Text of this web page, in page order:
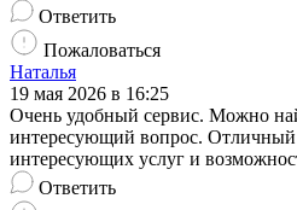
Ответить
Пожаловаться
Наталья
19 мая 2026 в 16:25
Очень удобный сервис. Можно
интересующий вопрос.
интересующих услуг и
Ответить